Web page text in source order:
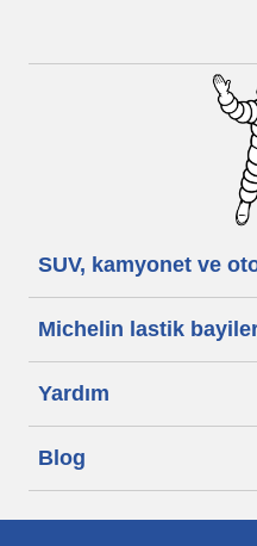
SUV, kamyonet ve
Michelin lastik
Yardım
Blog